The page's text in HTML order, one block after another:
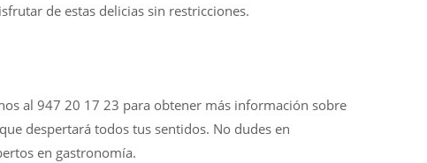
de estas delicias sin restricciones.
al 947 20 17 23 para obtener más información sobre
despertará todos tus sentidos. No dudes en
en gastronomía.